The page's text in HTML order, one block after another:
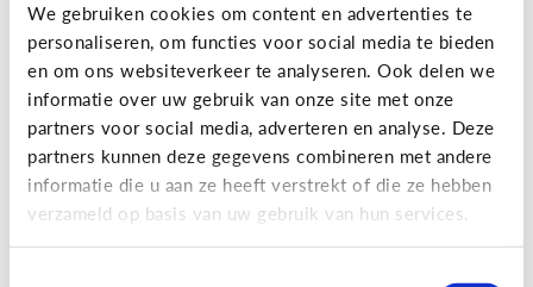
We gebruiken cookies om content en advertenties te
personaliseren, om functies voor social media te bieden
en om ons websiteverkeer te analyseren. Ook delen we
informatie over uw gebruik van onze site met onze
partners voor social media, adverteren en analyse. Deze
partners kunnen deze gegevens combineren met andere
informatie die u aan ze heeft verstrekt of die ze hebben
verzameld op basis van uw gebruik van hun services.
Wat is Fall Guys?